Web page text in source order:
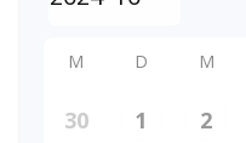
M D M
30 1 2